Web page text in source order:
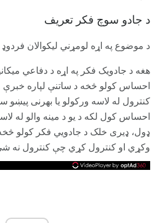
د جادو سوچ فکر تعریف
د موضوع په اړه لومړني لیکوالان
هغه د جادویک فکر په اړه د دفاعي
احساس کولو څخه د ساتنې لپاره
کنترول له لاسه ورکولو یا بهرنی
احساس کول لکه د یو د مینه والو له
ډول، ډیری خلک د جادویي فکر کولو
وکړي او کنترول کړي چې کنترول نه